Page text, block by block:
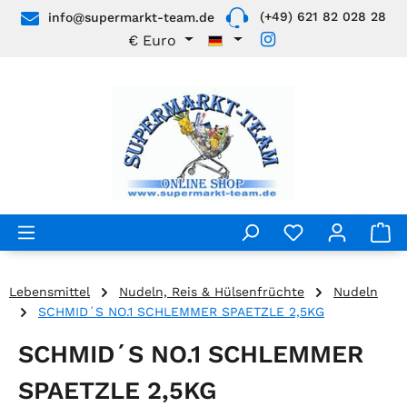
Zum Hauptinhalt springen
info@supermarkt-team.de (+49) 621 82 028 28
€ Euro
Lebensmittel Nudeln, Reis & Hülsenfrüchte
Nudeln
SCHMID´S NO.1 SCHLEMMER SPAETZLE 2,5KG
SCHMID´S NO.1 SCHLEMMER
SPAETZLE 2,5KG